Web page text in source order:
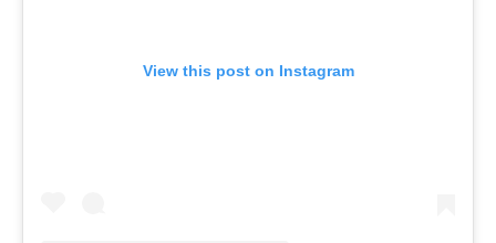
View this post on Instagram